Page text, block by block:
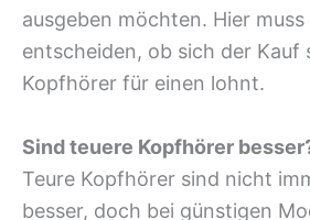
ausgeben möchten. Hier
entscheiden, ob sich der Kauf
Kopfhörer für einen lohnt.
Sind teuere Kopfhörer
Teure Kopfhörer sind nicht
besser, doch bei günstigen